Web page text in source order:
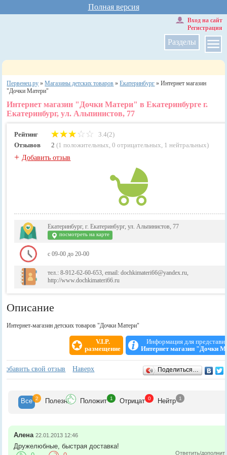
Полная версия
Разделы
Вход на сайт
Регистрация
Первенец.ру »Магазины детских товаров »Екатеринбург »Интернет магазин
"Дочки Матери"
Интернет магазин "Дочки Матери" в Екатеринбурге г.
Екатеринбург, ул. Альпинистов, 77
Рейтинг
3.4(2)
Отзывов
2 (1 положительных,0 отрицательных, 1 нейтральных)
+Добавить отзыв
Екатеринбург, г. Екатеринбург, ул. Альпинистов, 77
посмотреть на карте
с 09-00 до 20-00
тел.: 8-912-62-60-653, email: dochkimateri66@yandex.ru,
http://www.dochkimateri66.ru
Описание
Интернет-магазин детских товаров "Дочки Матери"
V.I.P.
размещение
Информация для
Интернет магазин "Дочки
Отзывы
Добавить свой отзыв Наверх Поделиться…
Все 2 Полезн Положит 1 Отрицат 0 Нейтр 1
Алена 22.01.2013 12:46
Дружелюбные, быстрая доставка!
Ответить/